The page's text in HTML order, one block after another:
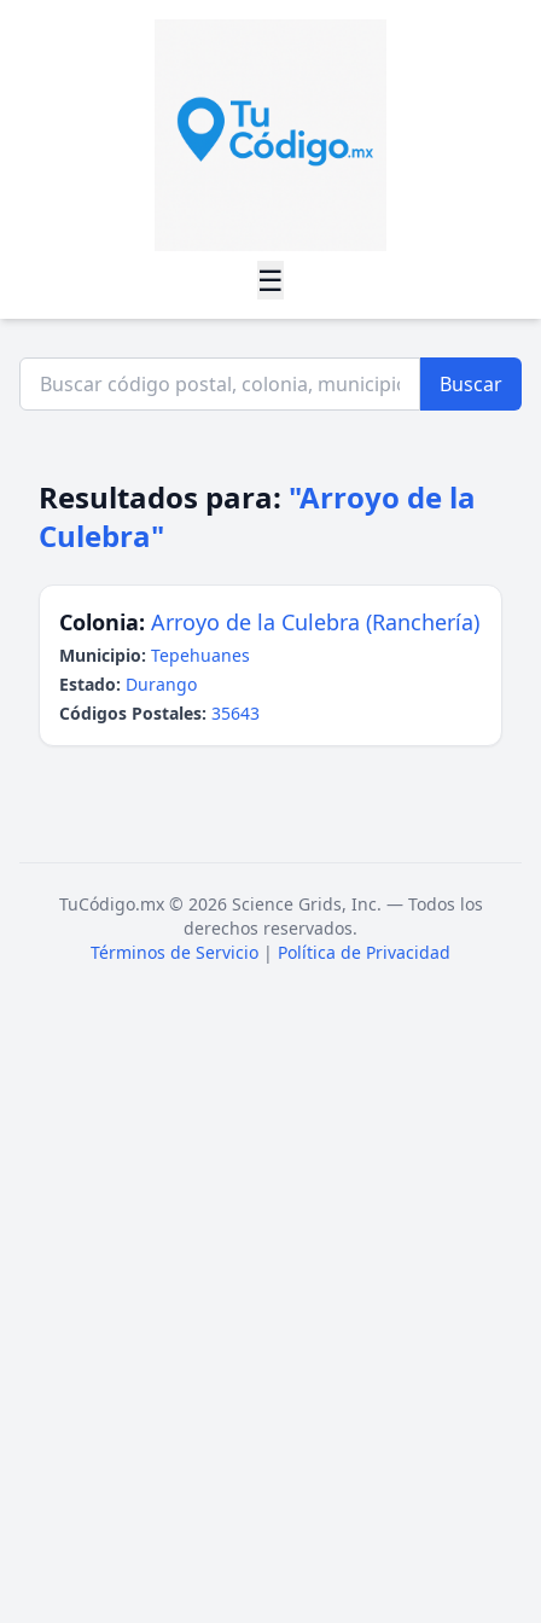
☰
Buscar
Resultados para: "Arroyo de la
Culebra"
Colonia: Arroyo de la Culebra (Ranchería)
Municipio: Tepehuanes
Estado: Durango
Códigos Postales: 35643
TuCódigo.mx © 2026 Science Grids, Inc. — Todos los
derechos reservados.
Términos de Servicio | Política de Privacidad